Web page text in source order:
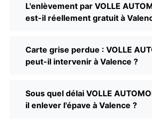
L'enlèvement par VOLLE
est-il réellement gratuit à
Carte grise perdue : VOLLE
peut-il intervenir à Valence ?
Sous quel délai VOLLE
il enlever l'épave à Valence ?